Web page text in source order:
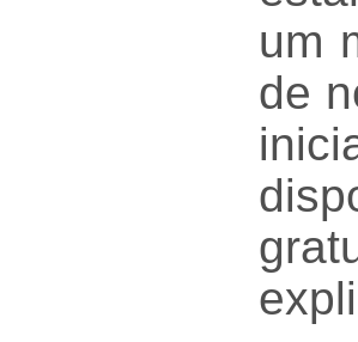
um
de